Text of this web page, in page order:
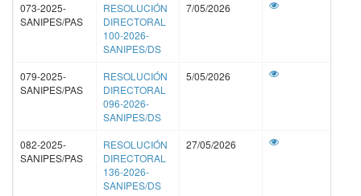
Buscar:
Hecho
Dispositivo
normativo
incumplido
No existen registros
Anterior
073-2025-
SANIPES/PAS
RESOLUCIÓN
DIRECTORAL
100-2026-
SANIPES/DS
7/05/2026
079-2025-
SANIPES/PAS
RESOLUCIÓN
DIRECTORAL
096-2026-
SANIPES/DS
5/05/2026
082-2025-
SANIPES/PAS
RESOLUCIÓN
DIRECTORAL
136-2026-
SANIPES/DS
27/05/2026